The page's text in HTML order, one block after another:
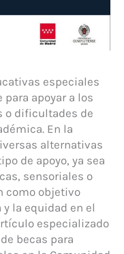
especiales
apoyar a los
o dificultades de
En la
alternativas
de apoyo, ya sea
sensoriales o
como objetivo
la equidad en el
especializado
becas para